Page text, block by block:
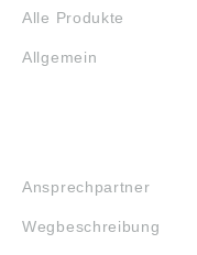
Alle Produkte
Allgemein
Ansprechpartner
Wegbeschreibung